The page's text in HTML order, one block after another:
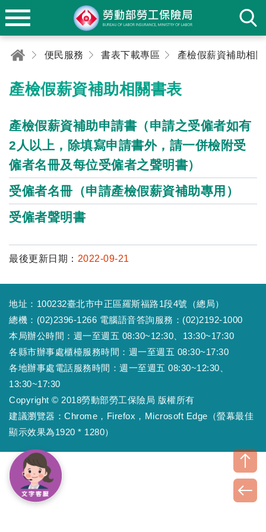
便民服務 書表下載專區 產檢假薪資補助相
產檢假薪資補助相關書表
產檢假薪資補助申請書（申請之受僱者如有
2人以上，除填寫申請書外，請一併檢附受
僱者名冊及每位受僱者之聲明書）
受僱者名冊（申請產檢假薪資補助專用）
受僱者聲明書
最後更新日期： 2022-09-21
地址：100232臺北市中正區羅斯福路1段4號（總局）
總機：(02)2396-1266 電腦語音答詢服務：(02)2192-1000
本局辦公時間：週一至週五 08:30~12:30、13:30~17:30
各縣市辦事處櫃檯服務時間：週一至週五 08:30~17:30
各地辦事處電話服務時間：週一至週五 08:30~12:30、
13:30~17:30
Copyright © 2018勞動部勞工保險局 版權所有
建議瀏覽器：Chrome，Firefox，Microsoft Edge（螢幕最佳
顯示效果為1920 * 1280）